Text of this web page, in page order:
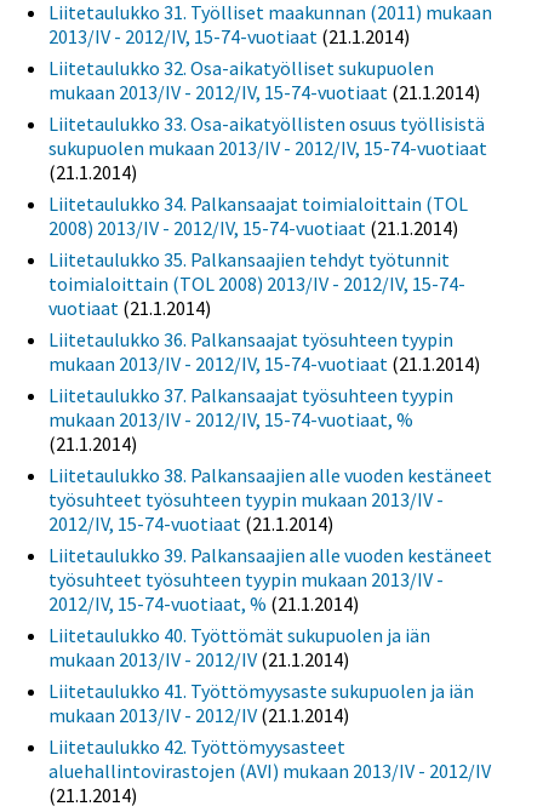
Liitetaulukko 31. Työlliset maakunnan (2011) mukaan
2013/IV - 2012/IV, 15-74-vuotiaat (21.1.2014)
Liitetaulukko 32. Osa-aikatyölliset sukupuolen
mukaan 2013/IV - 2012/IV, 15-74-vuotiaat (21.1.2014)
Liitetaulukko 33. Osa-aikatyöllisten osuus työllisistä
sukupuolen mukaan 2013/IV - 2012/IV, 15-74-vuotiaat
(21.1.2014)
Liitetaulukko 34. Palkansaajat toimialoittain (TOL
2008) 2013/IV - 2012/IV, 15-74-vuotiaat (21.1.2014)
Liitetaulukko 35. Palkansaajien tehdyt työtunnit
toimialoittain (TOL 2008) 2013/IV - 2012/IV, 15-74-
vuotiaat (21.1.2014)
Liitetaulukko 36. Palkansaajat työsuhteen tyypin
mukaan 2013/IV - 2012/IV, 15-74-vuotiaat (21.1.2014)
Liitetaulukko 37. Palkansaajat työsuhteen tyypin
mukaan 2013/IV - 2012/IV, 15-74-vuotiaat, %
(21.1.2014)
Liitetaulukko 38. Palkansaajien alle vuoden kestäneet
työsuhteet työsuhteen tyypin mukaan 2013/IV -
2012/IV, 15-74-vuotiaat (21.1.2014)
Liitetaulukko 39. Palkansaajien alle vuoden kestäneet
työsuhteet työsuhteen tyypin mukaan 2013/IV -
2012/IV, 15-74-vuotiaat, % (21.1.2014)
Liitetaulukko 40. Työttömät sukupuolen ja iän
mukaan 2013/IV - 2012/IV (21.1.2014)
Liitetaulukko 41. Työttömyysaste sukupuolen ja iän
mukaan 2013/IV - 2012/IV (21.1.2014)
Liitetaulukko 42. Työttömyysasteet
aluehallintovirastojen (AVI) mukaan 2013/IV - 2012/IV
(21.1.2014)